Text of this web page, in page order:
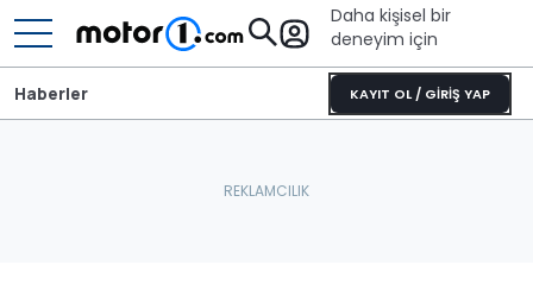
Daha kişisel bir
deneyim için
KAYIT OL / GİRİŞ YAP
Haberler